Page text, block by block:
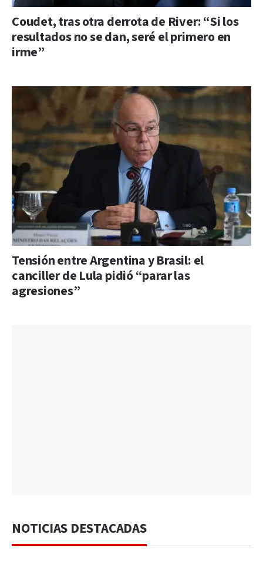
Coudet, tras otra derrota de River: “Si los
resultados no se dan, seré el primero en
irme”
Tensión entre Argentina y Brasil: el
canciller de Lula pidió “parar las
agresiones”
NOTICIAS DESTACADAS